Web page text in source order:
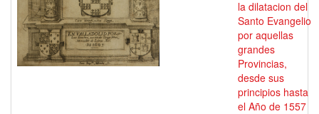
la dilatacion del
Santo Evangelio
por aquellas
grandes
Provincias,
desde sus
principios hasta
el Año de 1557